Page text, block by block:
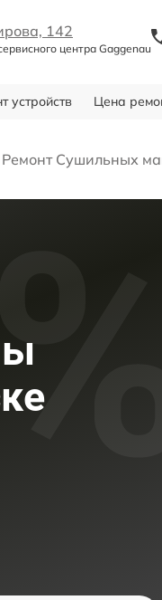
142
центра Gaggenau
устройств Цена
Ремонт Сушильных